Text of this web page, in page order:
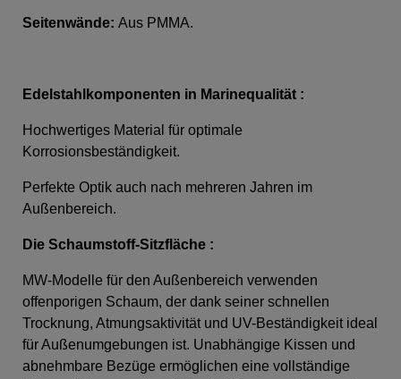
Seitenwände: Aus PMMA.
Edelstahlkomponenten in Marinequalität :
Hochwertiges Material für optimale
Korrosionsbeständigkeit.
Perfekte Optik auch nach mehreren Jahren im
Außenbereich.
Die Schaumstoff-Sitzfläche :
MW-Modelle für den Außenbereich verwenden
offenporigen Schaum, der dank seiner schnellen
Trocknung, Atmungsaktivität und UV-Beständigkeit ideal
für Außenumgebungen ist. Unabhängige Kissen und
abnehmbare Bezüge ermöglichen eine vollständige